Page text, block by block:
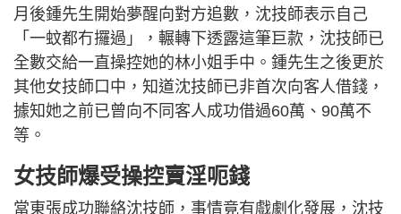
月後鍾先生開始夢醒向對方追數，沈技師表示自己
「一蚊都冇攞過」，輾轉下透露這筆巨款，沈技師已
全數交給一直操控她的林小姐手中。鍾先生之後更於
其他女技師口中，知道沈技師已非首次向客人借錢，
據知她之前已曾向不同客人成功借過60萬、90萬不
等。
女技師爆受操控賣淫呃錢
當東張成功聯絡沈技師，事情竟有戲劇化發展，沈技